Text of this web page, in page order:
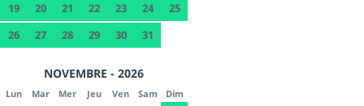
19
20 21 22 23 24
25
26
27 28 29 30 31
NOVEMBRE - 2026
Lun Mar Mer Jeu Ven Sam Dim